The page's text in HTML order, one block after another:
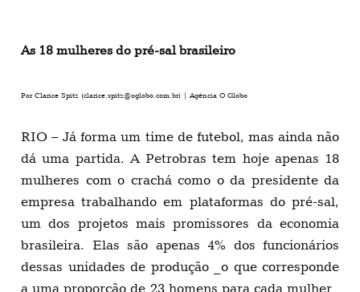
As 18 mulheres do pré-sal brasileiro
Por Clarice Spitz (clarice.spitz@oglobo.com.br) | Agência O Globo
RIO – Já forma um time de futebol, mas ainda não
dá uma partida. A Petrobras tem hoje apenas 18
mulheres com o crachá como o da presidente da
empresa trabalhando em plataformas do pré-sal,
um dos projetos mais promissores da economia
brasileira. Elas são apenas 4% dos funcionários
dessas unidades de produção _o que corresponde
a uma proporção de 23 homens para cada mulher_